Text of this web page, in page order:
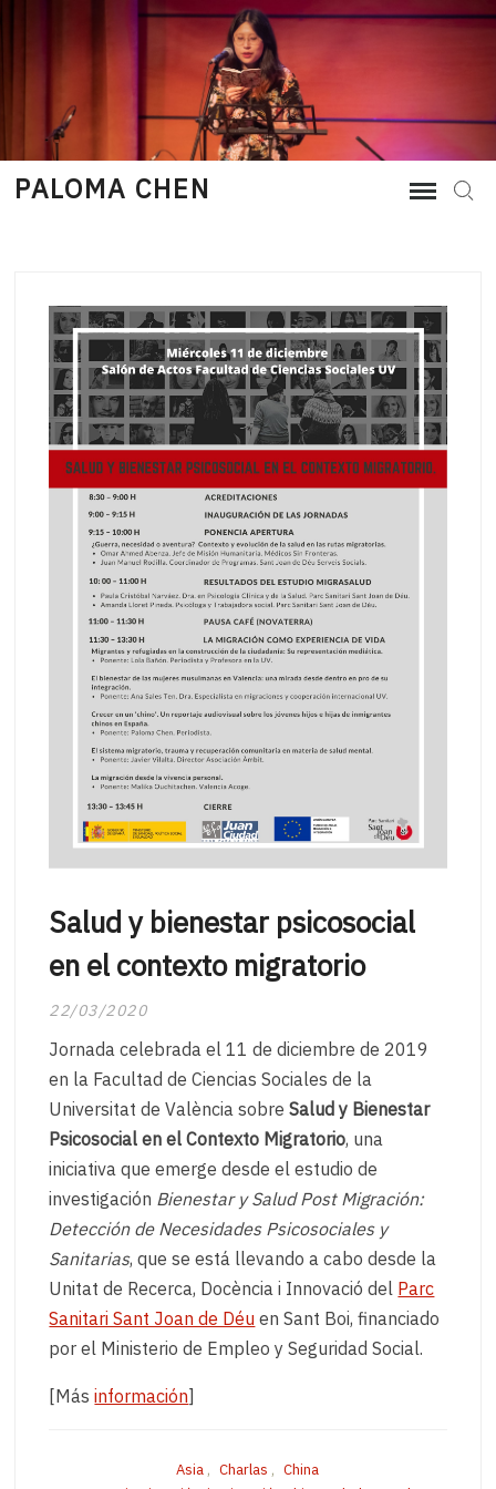
PALOMA CHEN
Salud y bienestar psicosocial
en el contexto migratorio
22/03/2020
Jornada celebrada el 11 de diciembre de 2019
en la Facultad de Ciencias Sociales de la
Universitat de València sobre Salud y Bienestar
Psicosocial en el Contexto Migratorio, una
iniciativa que emerge desde el estudio de
investigación Bienestar y Salud Post Migración:
Detección de Necesidades Psicosociales y
Sanitarias, que se está llevando a cabo desde la
Unitat de Recerca, Docència i Innovació del Parc
Sanitari Sant Joan de Déu en Sant Boi, financiado
por el Ministerio de Empleo y Seguridad Social.
[Másinformación]
Asia , Charlas , China